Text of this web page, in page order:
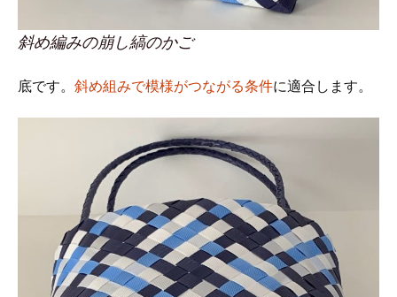
斜め編みの崩し縞のかご
底です。 斜め組みで模様がつながる条件に適合します。